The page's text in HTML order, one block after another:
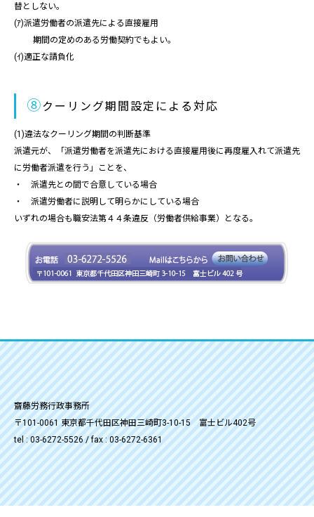
替としない。
(ｱ)派遣労働者の派遣先による直接雇用
期間の定めのある労働契約でもよい。
(ｲ)適正な請負化
⑧クーリング期間設定による対応
(1)違法なクーリング期間の判断基準
派遣元が、「派遣労働者を派遣先における直接雇用後に再度雇入れて派遣先
に労働者派遣を行う」ことを、
・ 派遣先との間で合意している場合
・ 派遣労働者に説明して明らかにしている場合
いずれの場合も職安法第４４条違反（労働者供給事業）となる。
齋藤労務行政事務所
〒101-0061 東京都千代田区神田三崎町3-10-15 富士ビル402号
tel : 03-6272-5526 / fax : 03-6272-6361